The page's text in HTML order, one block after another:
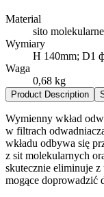
Material
sito
Wymiary
H 140mm; D1
Waga
0,68 kg
Product Description
Wymienny wkład
w filtrach
wkładu odbywa się
z sit molekularnych
skutecznie eliminuje z
mogące doprowadzić